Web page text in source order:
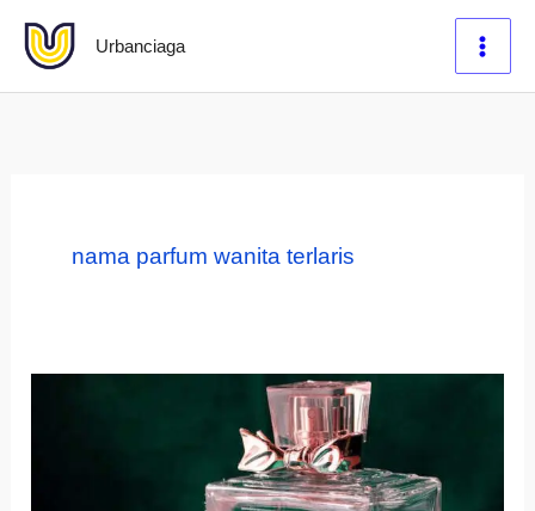
Lewati
konten
Urbanciaga
nama parfum wanita terlaris